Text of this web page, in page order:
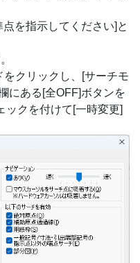
を指示してください]と
をクリックし、[サーチモ
にある[全OFF]ボタンを
ックを付けて[一時変更]